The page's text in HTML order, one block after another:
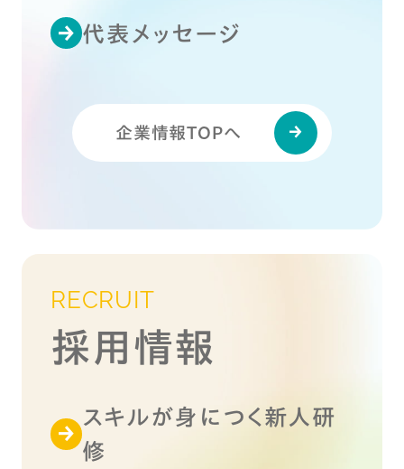
代表メッセージ
企業情報TOPへ
RECRUIT
採用情報
スキルが身につく新人研
修